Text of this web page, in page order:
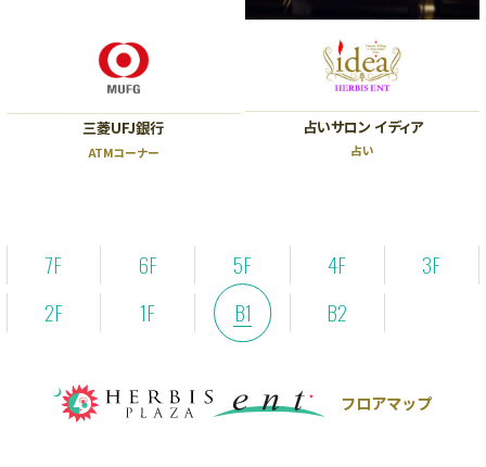
PLAZA11:00～20:00 ENT11:00～20:00
PLAZA11:00～22:30 ENT11:00～23:00
ビューティー＆スクールフロア
ENT11:00～21:00
※一部店舗により営業時間が異なります。
お問い合わせ｜TEL：06-6343-7500
（受付時間 10:00～20:00）
｜不定休
三菱UFJ銀行
ATMコーナー
占いサロン イディア
占い
7F 6F 5F 4F
3F
2F
1F B1 B2
フロアマップ